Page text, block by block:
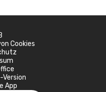
Cookies
App